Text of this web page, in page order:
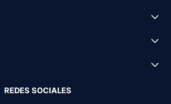
REDES SOCIALES